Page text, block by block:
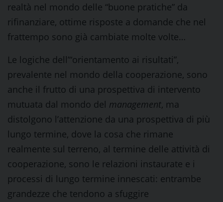
realtà nel mondo delle “buone pratiche” da
rifinanziare, ottime risposte a domande che nel
frattempo sono già cambiate molte volte…
Le logiche dell’“orientamento ai risultati”,
prevalente nel mondo della cooperazione, sono
anche il frutto di una prospettiva di intervento
mutuata dal mondo del management, ma
distolgono l’attenzione da una prospettiva di più
lungo termine, dove la cosa che rimane
realmente sul terreno, al termine delle attività di
cooperazione, sono le relazioni instaurate e i
processi di lungo termine innescati: entrambe
grandezze che tendono a sfuggire